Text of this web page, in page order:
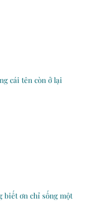
cái tên còn ở lại
biết ơn chỉ sống một